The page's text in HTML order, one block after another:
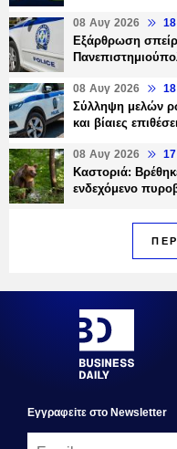
08 Αυγ 2026
Εξάρθρωση
08 Αυγ 2026
Σύλληψη μελών
και βίαιες
08 Αυγ 2026
Καστοριά:
ενδεχόμενο
Εγγραφεiτε στο Newsletter